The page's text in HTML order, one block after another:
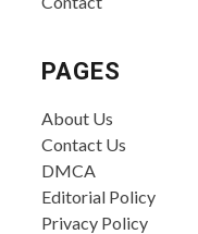
PAGES
About Us
Contact Us
DMCA
Editorial Policy
Privacy Policy